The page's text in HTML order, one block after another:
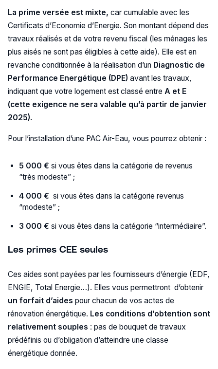
La prime versée est mixte, car cumulable avec les
Certificats d’Economie d’Energie. Son montant dépend des
travaux réalisés et de votre revenu fiscal (les ménages les
plus aisés ne sont pas éligibles à cette aide). Elle est en
revanche conditionnée à la réalisation d’un Diagnostic de
Performance Energétique (DPE) avant les travaux,
indiquant que votre logement est classé entre A et E
(cette exigence ne sera valable qu’à partir de janvier
2025).
Pour l’installation d’une PAC Air-Eau, vous pourrez obtenir :
5 000 € si vous êtes dans la catégorie de revenus
“très modeste” ;
4 000 € si vous êtes dans la catégorie revenus
“modeste” ;
3 000 € si vous êtes dans la catégorie “intermédiaire”.
Les primes CEE seules
Ces aides sont payées par les fournisseurs d’énergie (EDF,
ENGIE, Total Energie…). Elles vous permettront d’obtenir
un forfait d’aides pour chacun de vos actes de
rénovation énergétique. Les conditions d’obtention sont
relativement souples : pas de bouquet de travaux
prédéfinis ou d’obligation d’atteindre une classe
énergétique donnée.